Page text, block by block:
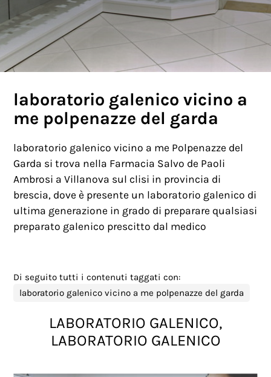
laboratorio galenico vicino a
me polpenazze del garda
laboratorio galenico vicino a me Polpenazze del
Garda si trova nella Farmacia Salvo de Paoli
Ambrosi a Villanova sul clisi in provincia di
brescia, dove è presente un laboratorio galenico di
ultima generazione in grado di preparare qualsiasi
preparato galenico prescitto dal medico
Di seguito tutti i contenuti taggati con:
laboratorio galenico vicino a me polpenazze del garda
LABORATORIO GALENICO,
LABORATORIO GALENICO